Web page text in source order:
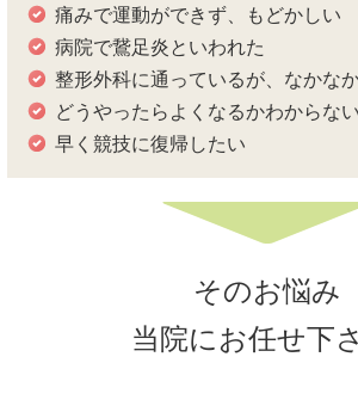
痛みで運動ができず、もどかしい
病院で鵞足炎といわれた
整形外科に通っているが、なかな
どうやったらよくなるかわからない
早く競技に復帰したい
そのお悩み
当院にお任せ下